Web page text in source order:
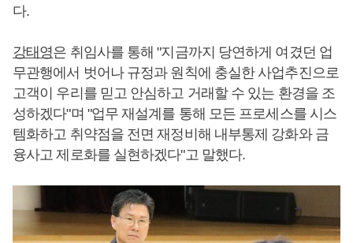
다.
강태영은 취임사를 통해 "지금까지 당연하게 여겼던 업
무관행에서 벗어나 규정과 원칙에 충실한 사업추진으로
고객이 우리를 믿고 안심하고 거래할 수 있는 환경을 조
성하겠다"며 "업무 재설계를 통해 모든 프로세스를 시스
템화하고 취약점을 전면 재정비해 내부통제 강화와 금
융사고 제로화를 실현하겠다"고 말했다.